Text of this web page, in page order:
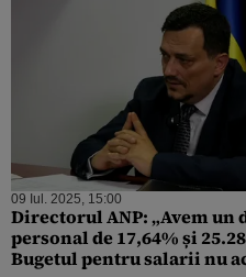
09 Iul. 2025, 15:00
Directorul ANP: „Avem un
personal de 17,64% și
Bugetul pentru salarii nu